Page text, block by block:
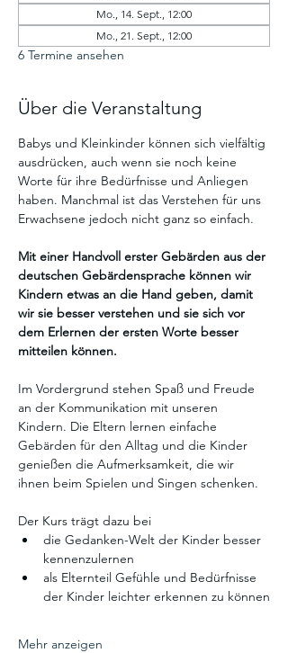
Mo., 14. Sept., 12:00
Mo., 21. Sept., 12:00
6 Termine ansehen
Über die Veranstaltung
Babys und Kleinkinder können sich vielfältig
ausdrücken, auch wenn sie noch keine
Worte für ihre Bedürfnisse und Anliegen
haben. Manchmal ist das Verstehen für uns
Erwachsene jedoch nicht ganz so einfach.
Mit einer Handvoll erster Gebärden aus der
deutschen Gebärdensprache können wir
Kindern etwas an die Hand geben, damit
wir sie besser verstehen und sie sich vor
dem Erlernen der ersten Worte besser
mitteilen können.
Im Vordergrund stehen Spaß und Freude
an der Kommunikation mit unseren
Kindern. Die Eltern lernen einfache
Gebärden für den Alltag und die Kinder
genießen die Aufmerksamkeit, die wir
ihnen beim Spielen und Singen schenken.
Der Kurs trägt dazu bei
die Gedanken-Welt der Kinder besser
kennenzulernen
als Elternteil Gefühle und Bedürfnisse
der Kinder leichter erkennen zu können
Mehr anzeigen